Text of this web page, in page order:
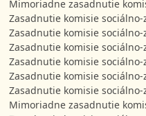
Mimoriadne zasadnutie
Zasadnutie komisie
Zasadnutie komisie
Zasadnutie komisie
Zasadnutie komisie
Zasadnutie komisie
Zasadnutie komisie
Mimoriadne zasadnutie